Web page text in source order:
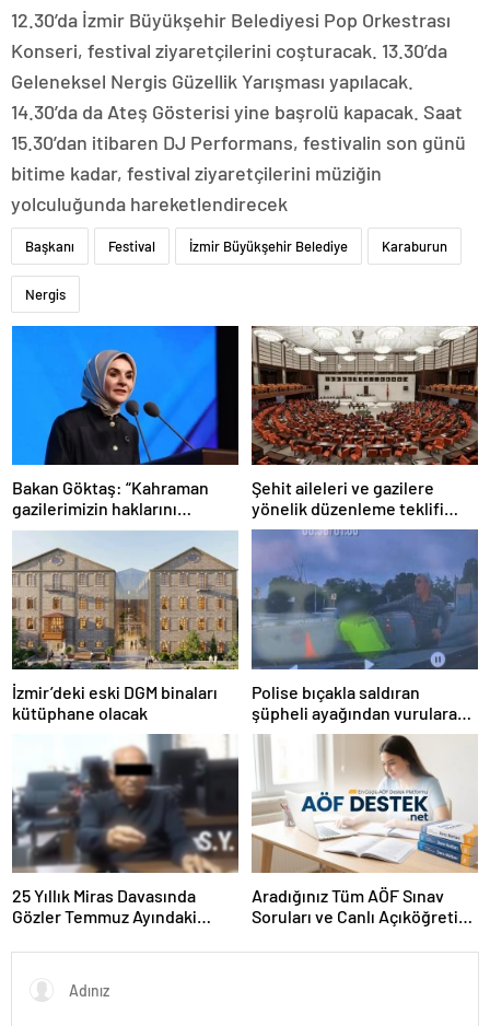
12.30’da İzmir Büyükşehir Belediyesi Pop Orkestrası
Konseri, festival ziyaretçilerini coşturacak. 13.30’da
Geleneksel Nergis Güzellik Yarışması yapılacak.
14.30’da da Ateş Gösterisi yine başrolü kapacak. Saat
15.30’dan itibaren DJ Performans, festivalin son günü
bitime kadar, festival ziyaretçilerini müziğin
yolculuğunda hareketlendirecek
Başkanı Festival İzmir Büyükşehir Belediye Karaburun
Nergis
Bakan Göktaş: “Kahraman
gazilerimizin haklarını
güçlendiren yeni bir dönemin
kapılarını aralıyoruz”
Şehit aileleri ve gazilere
yönelik düzenleme teklifi
Meclis’te kabul edildi
İzmir’deki eski DGM binaları
kütüphane olacak
Polise bıçakla saldıran
şüpheli ayağından vurularak
yakalandı
25 Yıllık Miras Davasında
Gözler Temmuz Ayındaki
Aradığınız Tüm AÖF Sınav
Soruları ve Canlı Açıköğretim